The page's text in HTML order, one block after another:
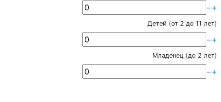
−+
Детей (от 2 до 11 лет)
−+
Младенец (до 2 лет)
−+